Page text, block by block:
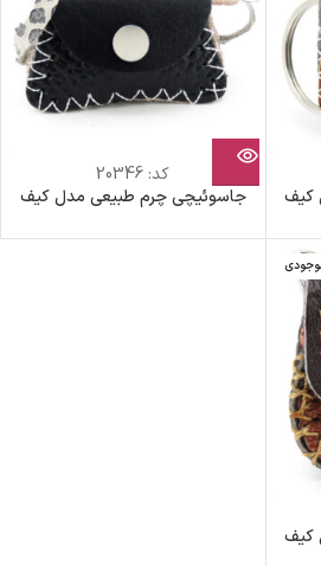
کیف
کد: 20346
جاسوئیچی چرم طبیعی مدل کیف
کیف